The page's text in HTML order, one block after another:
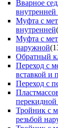
Вварное
внутренней
Муфта с
внутренней
Муфта с
наружной
Обратный
Переход с
вставкой и
Переход с
перекидной
Тройник с
резьбой